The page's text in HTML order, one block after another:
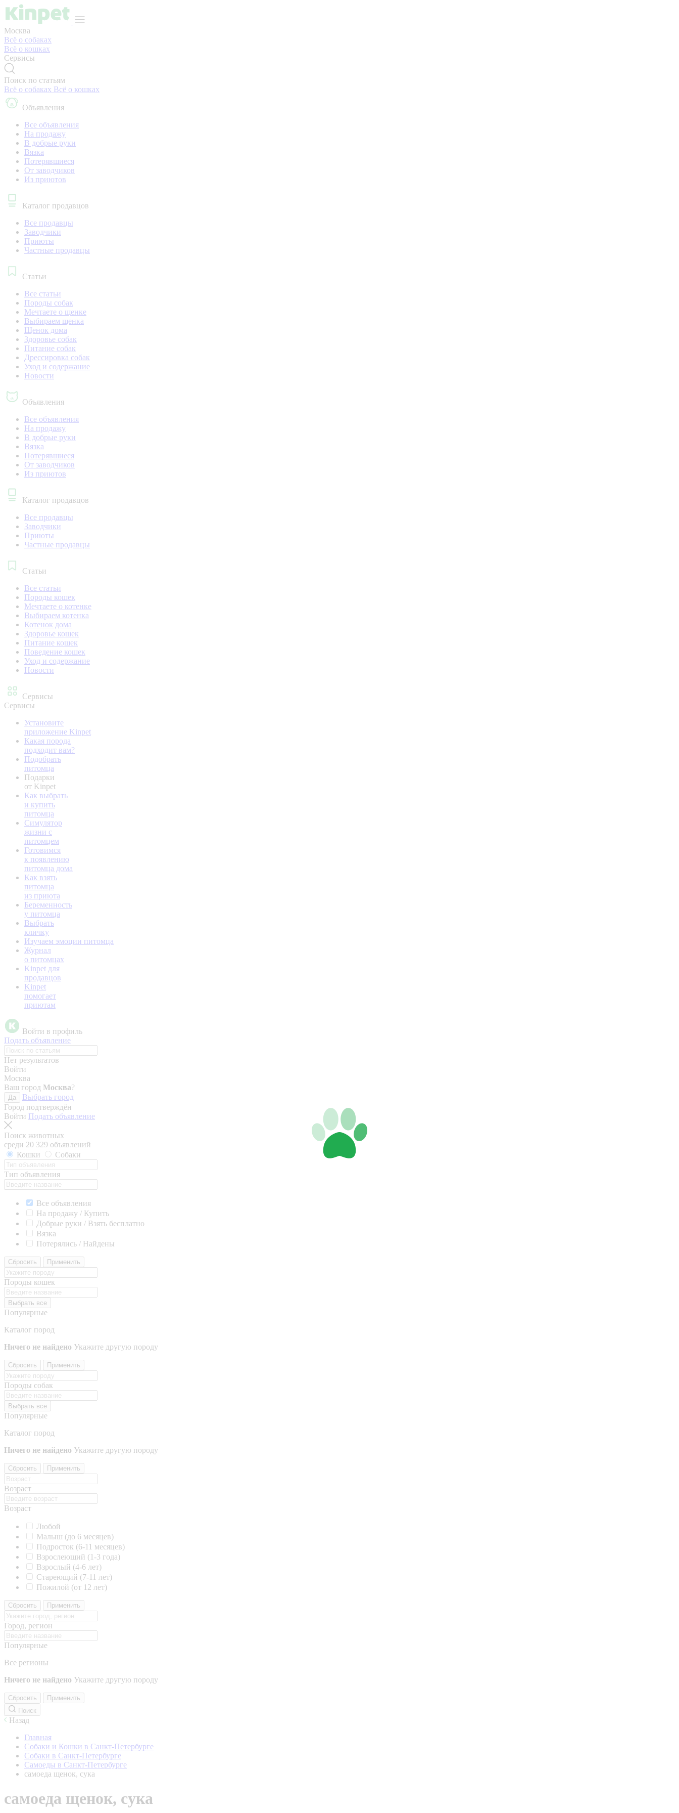
Москва
Всё о собаках
Всё о кошках
Сервисы
Поиск по статьям
Всё о собаках Всё о кошках
Объявления
Все объявления
На продажу
В добрые руки
Вязка
Потерявшиеся
От заводчиков
Из приютов
Каталог продавцов
Все продавцы
Заводчики
Приюты
Частные продавцы
Статьи
Все статьи
Породы собак
Мечтаете о щенке
Выбираем щенка
Щенок дома
Здоровье собак
Питание собак
Дрессировка собак
Уход и содержание
Новости
Объявления
Все объявления
На продажу
В добрые руки
Вязка
Потерявшиеся
От заводчиков
Из приютов
Каталог продавцов
Все продавцы
Заводчики
Приюты
Частные продавцы
Статьи
Все статьи
Породы кошек
Мечтаете о котенке
Выбираем котенка
Котенок дома
Здоровье кошек
Питание кошек
Поведение кошек
Уход и содержание
Новости
Сервисы
Сервисы
Установите
приложение Kinpet
Какая порода
подходит вам?
Подобрать
питомца
Подарки
от Kinpet
Как выбрать
и купить
питомца
Симулятор
жизни с
питомцем
Готовимся
к появлению
питомца дома
Как взять
питомца
из приюта
Беременность
у питомца
Выбрать
кличку
Изучаем эмоции питомца
Журнал
о питомцах
Kinpet для
продавцов
Kinpet
помогает
приютам
Войти в профиль
Подать объявление
Нет результатов
Войти
Москва
Ваш город Москва?
Да
Выбрать город
Город подтверждён
Войти Подать объявление
Поиск животных
среди 20 329 объявлений
Кошки
Собаки
Тип объявления
Все объявления
На продажу / Купить
Добрые руки / Взять бесплатно
Вязка
Потерялись / Найдены
Сбросить Применить
Породы кошек
Выбрать все
Популярные
Каталог пород
Ничего не найдено Укажите другую породу
Сбросить Применить
Породы собак
Выбрать все
Популярные
Каталог пород
Ничего не найдено Укажите другую породу
Сбросить Применить
Возраст
Возраст
Любой
Малыш (до 6 месяцев)
Подросток (6-11 месяцев)
Взрослеющий (1-3 года)
Взрослый (4-6 лет)
Стареющий (7-11 лет)
Пожилой (от 12 лет)
Сбросить Применить
Город, регион
Популярные
Все регионы
Ничего не найдено Укажите другую породу
Сбросить
Применить
Поиск
Назад
Главная
Собаки и Кошки в Санкт-Петербурге
Собаки в Санкт-Петербурге
Самоеды в Санкт-Петербурге
самоеда щенок, сука
самоеда щенок, сука